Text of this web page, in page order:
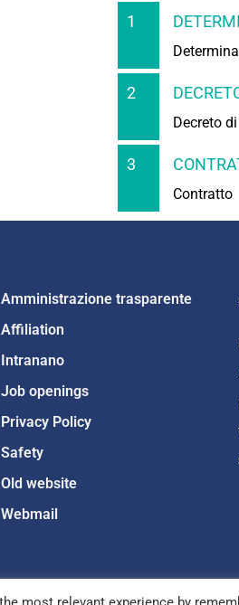
1
Determina
2
Decreto
3
Contratto
Amministrazione trasparente
Affiliation
Intranano
Job openings
Privacy Policy
Safety
Old website
Webmail